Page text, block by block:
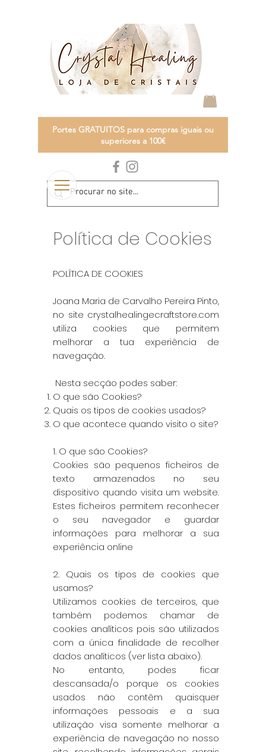
Portes GRATUITOS para compras iguais ou
superiores a 100€
Política de Cookies
POLÍTICA DE COOKIES
Joana Maria de Carvalho Pereira Pinto,
no site crystalhealingecraftstore.com
utiliza cookies que permitem
melhorar a tua experiência de
navegação.
Nesta secção podes saber:
O que são Cookies?
Quais os tipos de cookies usados?
O que acontece quando visito o site?
1. O que são Cookies?
Cookies são pequenos ficheiros de
texto armazenados no seu
dispositivo quando visita um website.
Estes ficheiros permitem reconhecer
o seu navegador e guardar
informações para melhorar a sua
experiência online
2. Quais os tipos de cookies que
usamos?
Utilizamos cookies de terceiros, que
também podemos chamar de
cookies analíticos pois são utilizados
com a única finalidade de recolher
dados analíticos (ver lista abaixo).
No entanto, podes ficar
descansada/o porque os cookies
usados não contêm quaisquer
informações pessoais e a sua
utilização visa somente melhorar a
experiência de navegação no nosso